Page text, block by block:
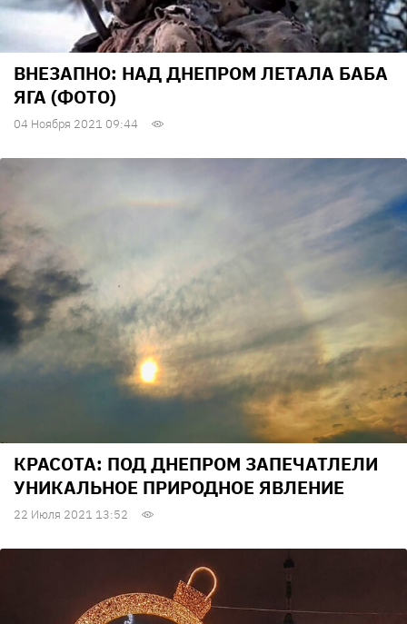
ВНЕЗАПНО: НАД ДНЕПРОМ ЛЕТАЛА БАБА
ЯГА (ФОТО)
04 Ноября 2021 09:44
КРАСОТА: ПОД ДНЕПРОМ ЗАПЕЧАТЛЕЛИ
УНИКАЛЬНОЕ ПРИРОДНОЕ ЯВЛЕНИЕ
22 Июля 2021 13:52